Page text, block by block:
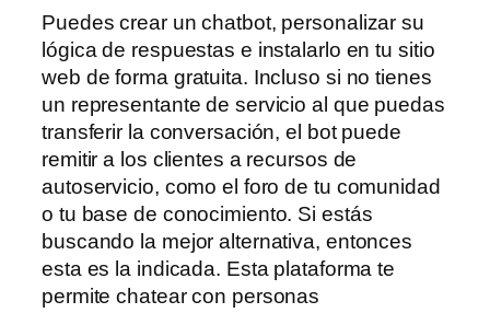
Puedes crear un chatbot, personalizar su
lógica de respuestas e instalarlo en tu sitio
web de forma gratuita. Incluso si no tienes
un representante de servicio al que puedas
transferir la conversación, el bot puede
remitir a los clientes a recursos de
autoservicio, como el foro de tu comunidad
o tu base de conocimiento. Si estás
buscando la mejor alternativa, entonces
esta es la indicada. Esta plataforma te
permite chatear con personas